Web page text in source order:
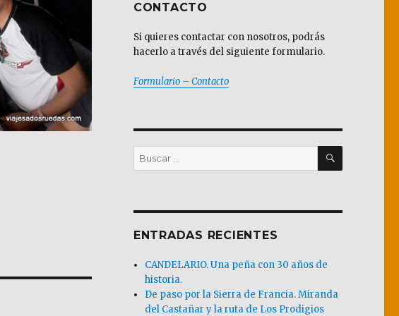
CONTACTO
Si quieres contactar con nosotros, podrás
hacerlo a través del siguiente formulario.
Formulario – Contacto
Buscar
por:
BUSCAR
ENTRADAS RECIENTES
CANDELARIO. Una peña con 30 años de
historia.
De paso por la Sierra de Francia. Miranda
del Castañar y la ruta de Los Prodigios